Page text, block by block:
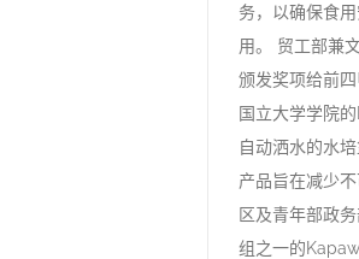
务，以确保食
用。 贸工部兼
颁发奖项给前
国立大学学院
自动洒水的水
产品旨在减少
区及青年部政
组之一的